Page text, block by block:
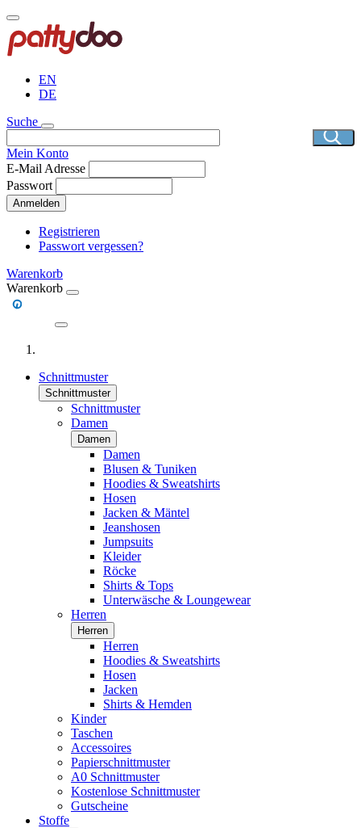
Direkt
zum
Inhalt
EN
DE
Suche
Mein Konto
E-Mail Adresse
Passwort
Anmelden
Registrieren
Passwort vergessen?
Warenkorb
Warenkorb
Schnittmuster
Schnittmuster
Schnittmuster
Damen
Damen
Damen
Blusen & Tuniken
Hoodies & Sweatshirts
Hosen
Jacken & Mäntel
Jeanshosen
Jumpsuits
Kleider
Röcke
Shirts & Tops
Unterwäsche & Loungewear
Herren
Herren
Herren
Hoodies & Sweatshirts
Hosen
Jacken
Shirts & Hemden
Kinder
Taschen
Accessoires
Papierschnittmuster
A0 Schnittmuster
Kostenlose Schnittmuster
Gutscheine
Stoffe